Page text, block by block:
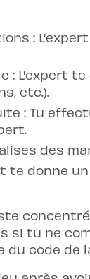
:
: L'expert
etc.).
: Tu
des
te donne
si tu ne
code de